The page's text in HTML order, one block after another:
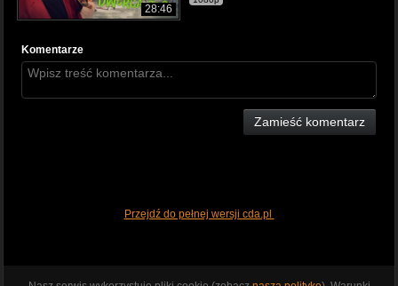
28:46
Komentarze
Zamieść komentarz
Przejdź do pełnej wersji cda.pl